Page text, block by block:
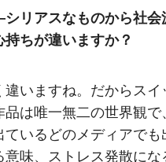
リアスなものから社会
持ちが違いますか？
違いますね。だからス
品は唯一無二の世界観
ているどのメディアで
意味、ストレス発散にな